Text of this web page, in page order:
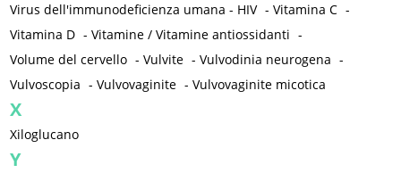
Virus dell'immunodeficienza umana - HIV -Vitamina C -
Vitamina D -Vitamine / Vitamine antiossidanti -
Volume del cervello -Vulvite -Vulvodinia neurogena -
Vulvoscopia -Vulvovaginite -Vulvovaginite micotica
X
Xiloglucano
Y